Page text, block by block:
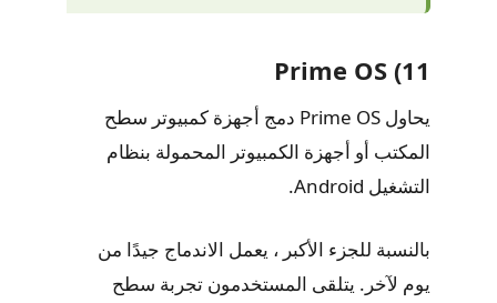
11) Prime OS
يحاول Prime OS دمج أجهزة كمبيوتر سطح
المكتب أو أجهزة الكمبيوتر المحمولة بنظام
التشغيل Android.
بالنسبة للجزء الأكبر ، يعمل الاندماج جيدًا من
يوم لآخر. يتلقى المستخدمون تجربة سطح